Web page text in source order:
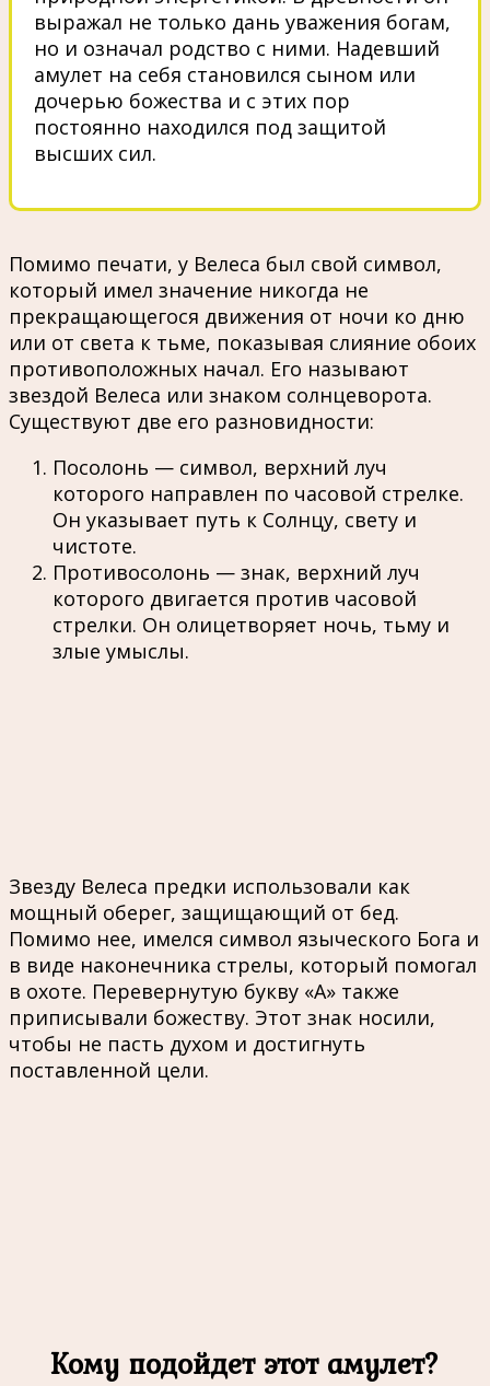
выражал не только дань уважения богам,
но и означал родство с ними. Надевший
амулет на себя становился сыном или
дочерью божества и с этих пор
постоянно находился под защитой
высших сил.
Помимо печати, у Велеса был свой символ,
который имел значение никогда не
прекращающегося движения от ночи ко дню
или от света к тьме, показывая слияние обоих
противоположных начал. Его называют
звездой Велеса или знаком солнцеворота.
Существуют две его разновидности:
Посолонь — символ, верхний луч
которого направлен по часовой стрелке.
Он указывает путь к Солнцу, свету и
чистоте.
Противосолонь — знак, верхний луч
которого двигается против часовой
стрелки. Он олицетворяет ночь, тьму и
злые умыслы.
Звезду Велеса предки использовали как
мощный оберег, защищающий от бед.
Помимо нее, имелся символ языческого Бога и
в виде наконечника стрелы, который помогал
в охоте. Перевернутую букву «А» также
приписывали божеству. Этот знак носили,
чтобы не пасть духом и достигнуть
поставленной цели.
Кому подойдет этот амулет?